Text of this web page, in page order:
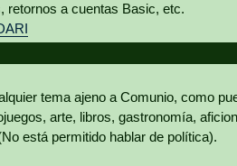
retornos a cuentas Basic, etc.
tema ajeno a Comunio, como
arte, libros, gastronomía,
está permitido hablar de política).